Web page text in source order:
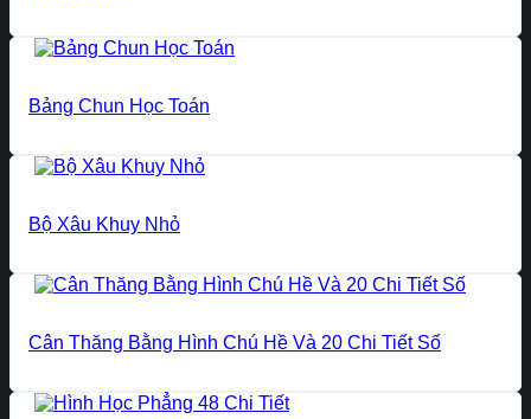
Bảng Chun Học Toán
Bộ Xâu Khuy Nhỏ
Cân Thăng Bằng Hình Chú Hề Và 20 Chi Tiết Số